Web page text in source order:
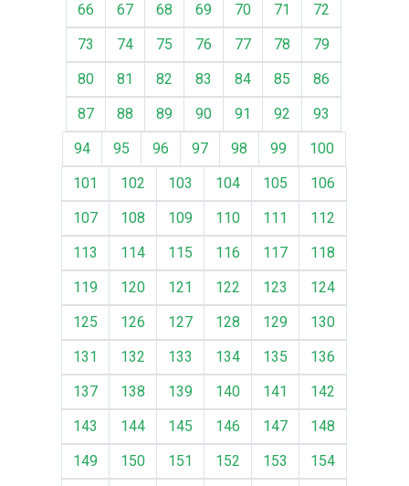
66
67 68 69 70 71
72
73
74 75 76 77 78
79
80
81 82 83 84 85
86
87
88 89 90 91 92
93
94
95 96 97 98 99
100
101
102 103 104 105
106
107
108 109 110 111
112
113
114 115 116 117
118
119
120 121 122 123
124
125
126 127 128 129
130
131
132 133 134 135
136
137
138 139 140 141
142
143
144 145 146 147
148
149
150 151 152 153
154